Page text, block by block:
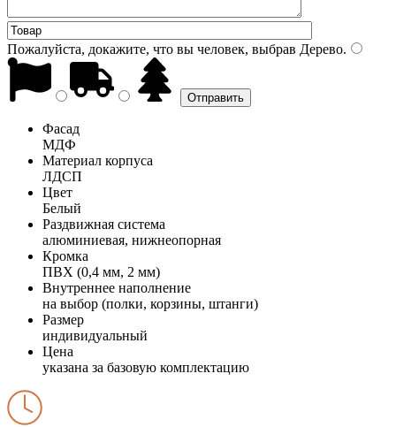
Пожалуйста, докажите, что вы человек, выбрав Дерево.
Фасад
МДФ
Материал корпуса
ЛДСП
Цвет
Белый
Раздвижная система
алюминиевая, нижнеопорная
Кромка
ПВХ (0,4 мм, 2 мм)
Внутреннее наполнение
на выбор (полки, корзины, штанги)
Размер
индивидуальный
Цена
указана за базовую комплектацию